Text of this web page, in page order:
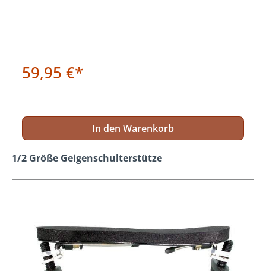
59,95 €*
In den Warenkorb
Produktgalerie überspringen
1/2 Größe Geigenschulterstütze